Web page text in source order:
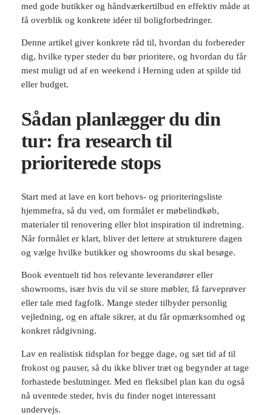
med gode butikker og håndværkertilbud en effektiv måde at
få overblik og konkrete idéer til boligforbedringer.
Denne artikel giver konkrete råd til, hvordan du forbereder
dig, hvilke typer steder du bør prioritere, og hvordan du får
mest muligt ud af en weekend i Herning uden at spilde tid
eller budget.
Sådan planlægger du din
tur: fra research til
prioriterede stops
Start med at lave en kort behovs- og prioriteringsliste
hjemmefra, så du ved, om formålet er møbelindkøb,
materialer til renovering eller blot inspiration til indretning.
Når formålet er klart, bliver det lettere at strukturere dagen
og vælge hvilke butikker og showrooms du skal besøge.
Book eventuelt tid hos relevante leverandører eller
showrooms, især hvis du vil se store møbler, få farveprøver
eller tale med fagfolk. Mange steder tilbyder personlig
vejledning, og en aftale sikrer, at du får opmærksomhed og
konkret rådgivning.
Lav en realistisk tidsplan for begge dage, og sæt tid af til
frokost og pauser, så du ikke bliver træt og begynder at tage
forhastede beslutninger. Med en fleksibel plan kan du også
nå uventede steder, hvis du finder noget interessant
undervejs.